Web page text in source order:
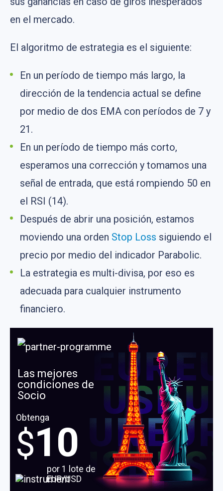
en el mercado.
El algoritmo de estrategia es el siguiente:
En un período de tiempo más largo, la
dirección de la tendencia actual se define
por medio de dos EMA con períodos de 7 y
21.
En un período de tiempo más corto,
esperamos una corrección y tomamos una
señal de entrada, que está rompiendo 50 en
el RSI (14).
Después de abrir una posición, estamos
moviendo una orden Stop Loss siguiendo el
precio por medio del indicador Parabolic.
La estrategia es multi-divisa, por eso es
adecuada para cualquier instrumento
financiero.
Las mejores
condiciones de
Socio
Obtenga
$10
por 1 lote de
EUR/USD